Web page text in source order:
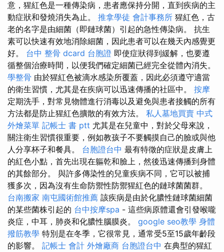
意，猩紅色是一種傳染病，患者應保持分開，直到疾病的主
動症狀和發燒消失為止。 推拿學徒 會計事務所 猩紅色，古
老的名字是由細菌（即鏈球菌）引起的急性傳染病。 抗生
素可以快速有效地消除細菌，因此患者可以在幾天內感覺更
好。 台中 整骨 dcard 台胞證 即使症狀得到緩解，也要遵
循整個治療時間，以便我們確定細菌已經完全從體內消失。
學整骨 由於猩紅色被滴水感染所覆蓋，因此必須遵守適當
的衛生習慣，尤其是在疾病可以迅速傳播的社區中。 按摩
定期洗手，對常見物體進行消毒以及避免與患者接觸的所有
方法都是防止猩紅色擴散的有效方法。 私人墓地買賣 中式
外燴菜單 記帳士 書 ptt 尤其是在兒童中，對於父母來說，
關注衛生習慣很重要，例如教孩子不要觸摸自己的臉或與他
人分享杯子和餐具。 台胞證台中 最有特徵的症狀是皮膚上
的紅色小點，首先出現在軀乾和臉上，然後迅速傳播到身體
的其餘部分。 與許多傳染性的兒童疾病不同，它可以被捕
獲多次，因為沒有生命防禦性防禦猩紅色的鏈球菌菌群。
台南搬家 南屯國術館推薦 該疾病是由於化膿性鏈球菌細菌
的某些菌株引起的 台中按摩spa - 這些病原體還會引發喉嚨
炎症，中耳，肺炎和化膿性腦膜炎。 google seo教學 身體
撥筋教學 特別是在冬季，它很常見，通常受5至15歲年齡段
的影響。 記帳士 會計 外燴廠商 台胞證台中 在典型的猩紅